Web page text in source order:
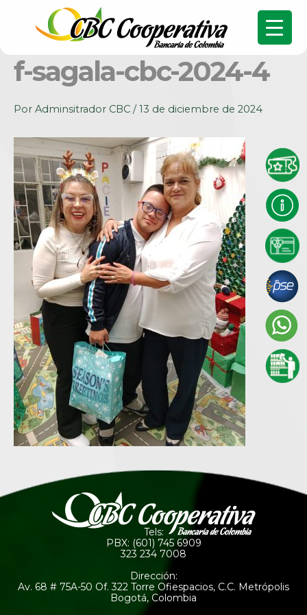
f-sagala-cbc-2024-4
Por Adminsitrador CBC /13 de diciembre de 2024
Tels:
PBX: (601) 745 6909
323 234 7008
Dirección:
Av. 68 # 75A-50 Of. 322 Torre Ofiespacios, C.C. Metrópolis
Bogotá, Colombia